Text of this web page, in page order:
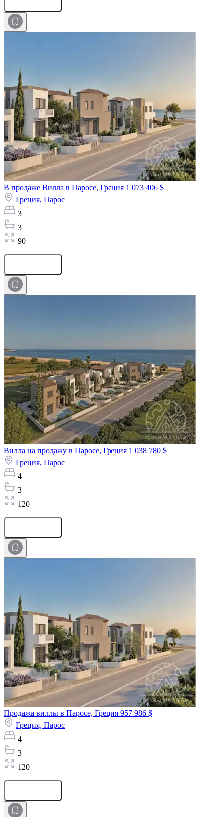
В продаже Вилла в Паросе, Греция 1 073 406 $
Греция, Парос
3
3
90
Вилла на продажу в Паросе, Греция 1 038 780 $
Греция, Парос
4
3
120
Продажа виллы в Паросе, Греция 957 986 $
Греция, Парос
4
3
120